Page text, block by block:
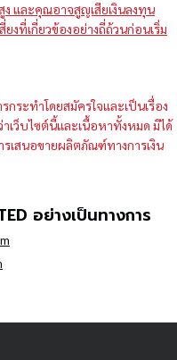
ง และคุณอาจสูญเสียเงินลงทุน
งที่เกี่ยวข้องอย่างถี่ถ้วนก่อนเริ่ม
ระทำโดยสมัครใจและเป็นเรื่อง
เว็บไซต์นี้และเนื้อหาทั้งหมด มิได้
เสนอขายผลิตภัณฑ์ทางการเงิน
อย่างเป็นทางการ